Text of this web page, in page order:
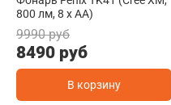
800 лм, 8 х АА)
9990 руб
8490 руб
В корзину